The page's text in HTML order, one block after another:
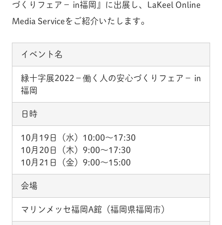
づくりフェア－ in福岡』に出展し、LaKeel Online
Media Serviceをご紹介いたします。
イベント名
緑十字展2022－働く人の安心づくりフェア－ in
福岡
日時
10月19日（水）10:00～17:30
10月20日（木）9:00～17:30
10月21日（金）9:00～15:00
会場
マリンメッセ福岡A館（福岡県福岡市）